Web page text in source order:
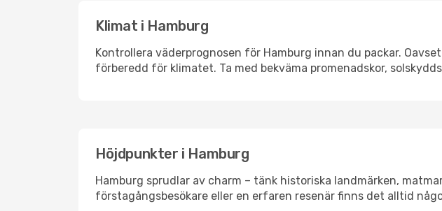
Klimat i Hamburg
Kontrollera väderprognosen för Hamburg innan du packar.
förberedd för klimatet. Ta med bekväma promenadskor,
Höjdpunkter i Hamburg
Hamburg sprudlar av charm – tänk historiska landmärken,
förstagångsbesökare eller en erfaren resenär finns det alltid